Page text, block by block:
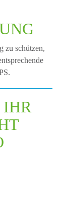
zu schützen,
IHR